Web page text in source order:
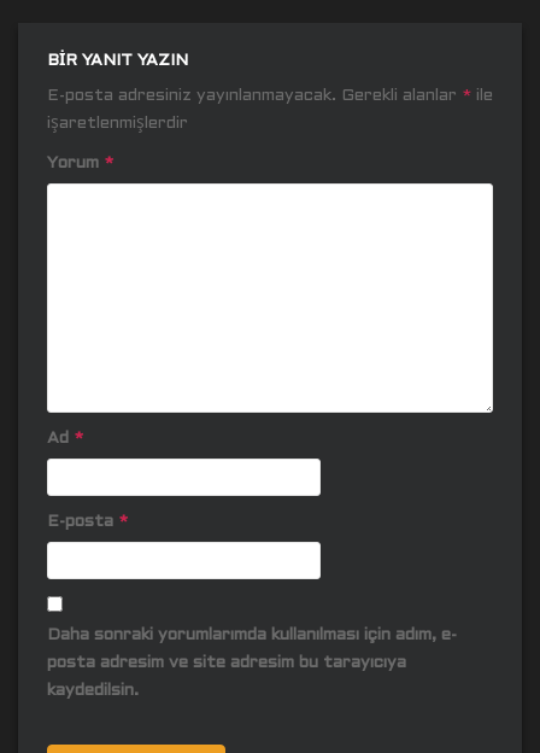
BIR YANIT YAZIN
E-posta adresiniz yayınlanmayacak. Gerekli alanlar * ile
işaretlenmişlerdir
Yorum *
Ad *
E-posta *
Daha sonraki yorumlarımda kullanılması için adım, e-
posta adresim ve site adresim bu tarayıcıya
kaydedilsin.